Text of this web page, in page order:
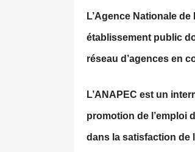
L’Agence Nationale
établissement public
réseau d’agences en
L’ANAPEC est un
promotion de l’emploi
dans la satisfaction de